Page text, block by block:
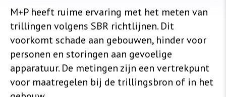
M+P heeft ruime ervaring met het meten van
trillingen volgens SBR richtlijnen. Dit
voorkomt schade aan gebouwen, hinder voor
personen en storingen aan gevoelige
apparatuur. De metingen zijn een vertrekpunt
voor maatregelen bij de trillingsbron of in het